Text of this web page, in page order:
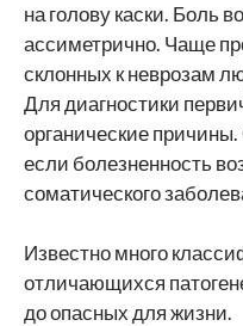
на голову каски. Боль
ассиметрично. Чаще
склонных к неврозам
Для диагностики
органические
если болезненность
соматического
Известно много
отличающихся
до опасных для жизни.